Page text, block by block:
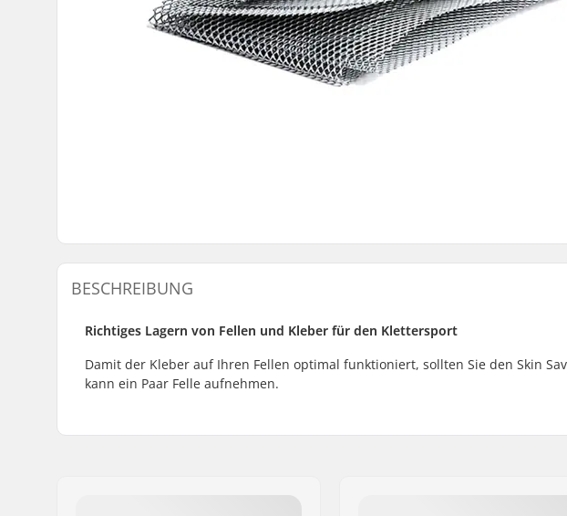
BESCHREIBUNG
Richtiges Lagern von Fellen und Kleber für den Klettersport
Damit der Kleber auf Ihren Fellen optimal funktioniert, sollten Sie den Skin
kann ein Paar Felle aufnehmen.